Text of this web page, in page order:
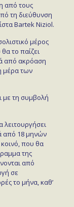
από τους
τη διεύθυνση
Bartek Niziol.
μέρος
το παίζει
από ακρόαση
μέρα των
με τη συμβολή
λειτουργήσει
από 18 μηνών
που θα
της
από
σε
το μήνα, καθ’